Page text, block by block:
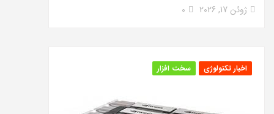
ژوئن 17, 2026 0
اخبار تکنولوژی سخت افزار